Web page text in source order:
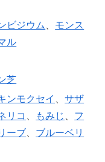
ビジウム
モンス
ル
芝
ンモクセイ 、サザ
リコ もみじ
フ
ーブ
ブルーベリ